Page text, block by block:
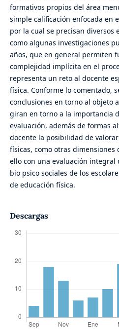
formativos propios del área
simple calificación enfocada en
por la cual se precisan diversos
como algunas investigaciones
años, que en general permiten
complejidad implícita en el
representa un reto al docente
física. Conforme lo comentado,
conclusiones en torno al objeto
giran en torno a la importancia
evaluación, además de formas
docente la posibilidad de
físicas, como otras dimensiones
ello con una evaluación integral
bio psico sociales de los
de educación física.
Descargas